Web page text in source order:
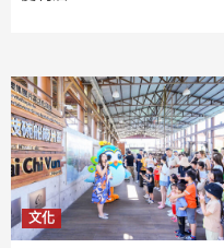
文化